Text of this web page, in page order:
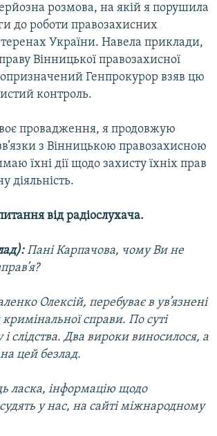
розмова, на якій я порушила
до роботи правозахисних
теренах України. Навела приклади,
Вінницької правозахисної
Генпрокурор взяв цю
контроль.
провадження, я продовжую
з Вінницькою правозахисною
їхні дії щодо захисту їхніх прав
діяльність.
від радіослухача.
Пані Карпачова, чому Ви не
Олексій, перебуває в ув’язнені
справи. По суті
і слідства. Два вироки виносилося, а
цей безлад.
ласка, інформацію щодо
у нас, на сайті міжнародному